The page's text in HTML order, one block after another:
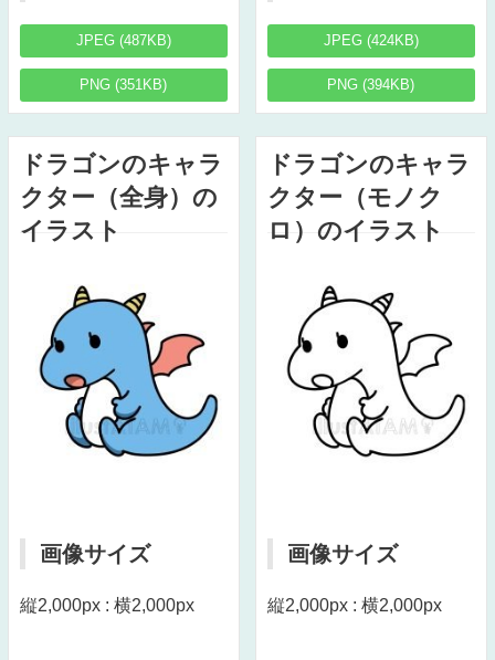
JPEG (487KB)
PNG (351KB)
JPEG (424KB)
PNG (394KB)
ドラゴンのキャラ
クター（全身）の
イラスト
画像サイズ
縦2,000px : 横2,000px
ドラゴンのキャラ
クター（モノク
ロ）のイラスト
画像サイズ
縦2,000px : 横2,000px